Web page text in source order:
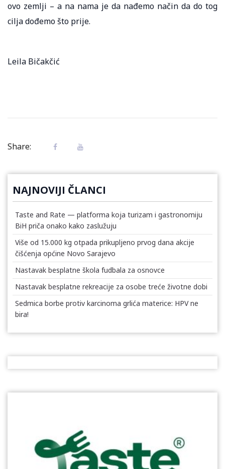
ovo zemlji – a na nama je da nađemo način da do tog
cilja dođemo što prije.
Leila Bičakčić
Share:
NAJNOVIJI ČLANCI
Taste and Rate — platforma koja turizam i gastronomiju
BiH priča onako kako zaslužuju
Više od 15.000 kg otpada prikupljeno prvog dana akcije
čišćenja općine Novo Sarajevo
Nastavak besplatne škola fudbala za osnovce
Nastavak besplatne rekreacije za osobe treće životne dobi
Sedmica borbe protiv karcinoma grlića materice: HPV ne
bira!